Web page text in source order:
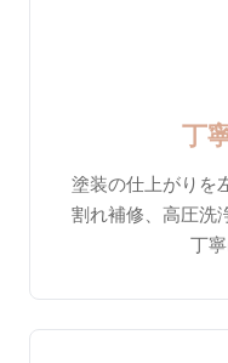
丁
塗装の仕上がりを
割れ補修、高圧洗
丁